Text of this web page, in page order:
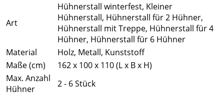
Art
Hühnerstall winterfest, Kleiner
Hühnerstall, Hühnerstall für 2 Hühner,
Hühnerstall mit Treppe, Hühnerstall für 4
Hühner, Hühnerstall für 6 Hühner
Material
Holz, Metall, Kunststoff
Maße (cm)
162 x 100 x 110 (L x B x H)
Max. Anzahl
Hühner
2 - 6 Stück